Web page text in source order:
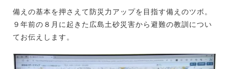
備えの基本を押さえて防災力アップを目指す備えのツボ。
９年前の８月に起きた広島土砂災害から避難の教訓につい
てお伝えします。